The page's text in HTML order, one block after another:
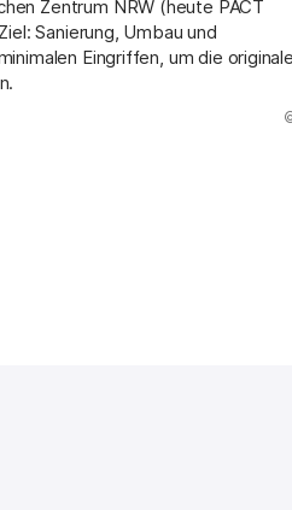
Zentrum NRW (heute PACT
Sanierung, Umbau und
Eingriffen, um die